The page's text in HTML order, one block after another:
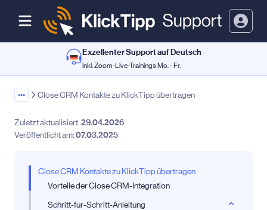
Exzellenter Support auf Deutsch
inkl. Zoom-Live-Trainings Mo. - Fr.
••• Close CRM Kontakte zu KlickTipp übertragen
Zuletzt aktualisiert:29.04.2026
Veröffentlicht am:07.03.2025
Close CRM Kontakte zu KlickTipp übertragen
Vorteile der Close CRM-Integration
Schritt-für-Schritt-Anleitung